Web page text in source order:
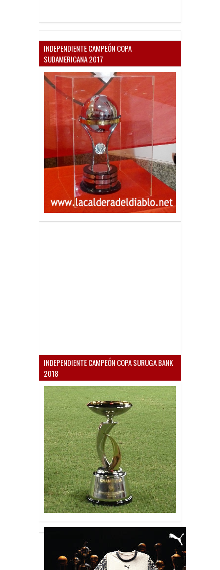
INDEPENDIENTE CAMPEÓN COPA
SUDAMERICANA 2017
INDEPENDIENTE CAMPEÓN COPA SURUGA BANK
2018